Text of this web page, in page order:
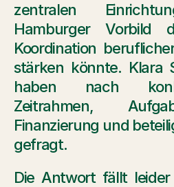
zentralen
Hamburger Vorbild
Koordination
stärken könnte. Klara
haben nach
Zeitrahmen,
Finanzierung und
gefragt.
Die Antwort fällt